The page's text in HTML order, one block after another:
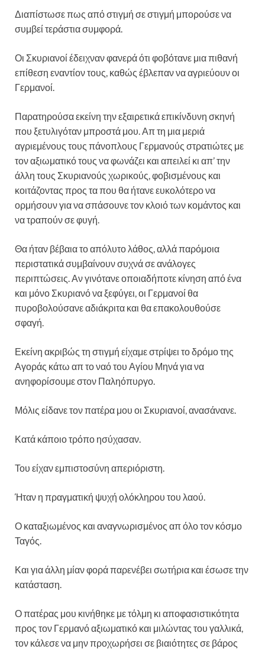
Διαπίστωσε πως από στιγμή σε στιγμή μπορούσε να
συμβεί τεράστια συμφορά.
Οι Σκυριανοί έδειχναν φανερά ότι φοβότανε μια πιθανή
επίθεση εναντίον τους, καθώς έβλεπαν να αγριεύουν οι
Γερμανοί.
Παρατηρούσα εκείνη την εξαιρετικά επικίνδυνη σκηνή
που ξετυλιγόταν μπροστά μου. Απ τη μια μεριά
αγριεμένους τους πάνοπλους Γερμανούς στρατιώτες με
τον αξιωματικό τους να φωνάζει και απειλεί κι απ’ την
άλλη τους Σκυριανούς χωρικούς, φοβισμένους και
κοιτάζοντας προς τα που θα ήτανε ευκολότερο να
ορμήσουν για να σπάσουνε τον κλοιό των κομάντος και
να τραπούν σε φυγή.
Θα ήταν βέβαια το απόλυτο λάθος, αλλά παρόμοια
περιστατικά συμβαίνουν συχνά σε ανάλογες
περιπτώσεις. Αν γινότανε οποιαδήποτε κίνηση από ένα
και μόνο Σκυριανό να ξεφύγει, οι Γερμανοί θα
πυροβολούσανε αδιάκριτα και θα επακολουθούσε
σφαγή.
Εκείνη ακριβώς τη στιγμή είχαμε στρίψει το δρόμο της
Αγοράς κάτω απ το ναό του Αγίου Μηνά για να
ανηφορίσουμε στον Παληόπυργο.
Μόλις είδανε τον πατέρα μου οι Σκυριανοί, ανασάνανε.
Κατά κάποιο τρόπο ησύχασαν.
Του είχαν εμπιστοσύνη απεριόριστη.
Ήταν η πραγματική ψυχή ολόκληρου του λαού.
Ο καταξιωμένος και αναγνωρισμένος απ όλο τον κόσμο
Ταγός.
Και για άλλη μίαν φορά παρενέβει σωτήρια και έσωσε την
κατάσταση.
Ο πατέρας μου κινήθηκε με τόλμη κι αποφασιστικότητα
προς τον Γερμανό αξιωματικό και μιλώντας του γαλλικά,
τον κάλεσε να μην προχωρήσει σε βιαιότητες σε βάρος